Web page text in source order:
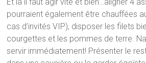
pourraient également être chauffées
cas d’invités VIP), disposer les filets
courgettes et les pommes de terre.
servir immédiatement! Présenter le